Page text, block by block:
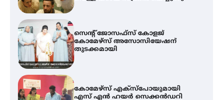
കോമേഴ്സ് എക്സ്പോയുമായി
എസ് എൻ ഹയർ സെക്കൻഡറി
വിദ്യാർത്ഥികൾ
ശക്തമായ കാറ്റിന് സാധ്യത –
ആഗസ്റ്റ് 12 വരെ മഴ തുടരും,